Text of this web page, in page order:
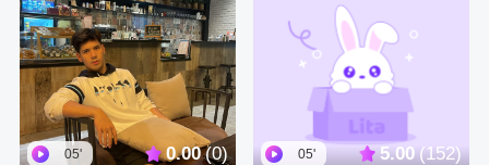
05' 0.00(0) 05' 5.00(152)